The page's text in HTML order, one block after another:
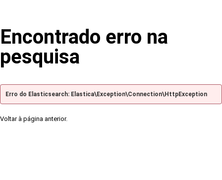
Encontrado erro na
pesquisa
Erro do Elasticsearch: Elastica\Exception\Connection\HttpException
Voltar à página anterior.